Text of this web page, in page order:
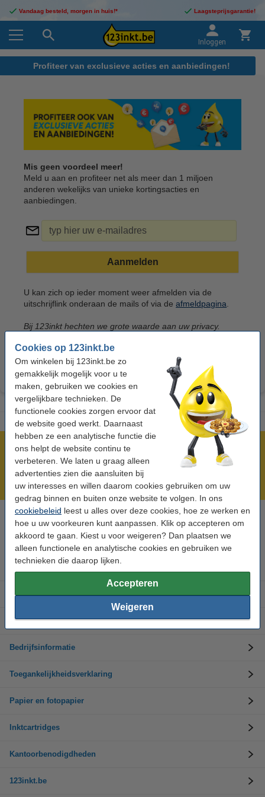
Cookies op 123inkt.be
Om winkelen bij 123inkt.be zo
gemakkelijk mogelijk voor u te
maken, gebruiken we cookies en
vergelijkbare technieken. De
functionele cookies zorgen ervoor dat
de website goed werkt. Daarnaast
hebben ze een analytische functie die
ons helpt de website continu te
verbeteren. We laten u graag alleen
advertenties zien die aansluiten bij
uw interesses en willen daarom cookies gebruiken om uw
gedrag binnen en buiten onze website te volgen. In ons
cookiebeleid leest u alles over deze cookies, hoe ze werken en
hoe u uw voorkeuren kunt aanpassen. Klik op accepteren om
akkoord te gaan. Kiest u voor weigeren? Dan plaatsen we
alleen functionele en analytische cookies en gebruiken we
technieken die daarop lijken.
Accepteren
Weigeren
Vandaag besteld, morgen in huis!* Laagsteprijsgarantie!
Inloggen
Profiteer van exclusieve acties en aanbiedingen!
Mis geen voordeel meer!
Meld u aan en profiteer net als meer dan 1 miljoen
anderen wekelijks van unieke kortingsacties en
aanbiedingen.
U kan zich op ieder moment weer afmelden via de
uitschrijflink onderaan de mails of via deafmeldpagina.
Bij 123inkt hechten we grote waarde aan uw privacy.
behandeld. Lees onsprivacybeleid
Meer dan 5 miljoen klanten!
Voor 22.00 uur besteld, morgen in huis!
Laagsteprijsgarantie!
Hulp nodig? Bel ons op +32 (0)9 39 64 123
Op werkdagen van 8.30 tot 17 uur
Toner cartridges
Klantendienst
Bedrijfsinformatie
Toegankelijkheidsverklaring
Papier en fotopapier
Inktcartridges
Kantoorbenodigdheden
123inkt.be